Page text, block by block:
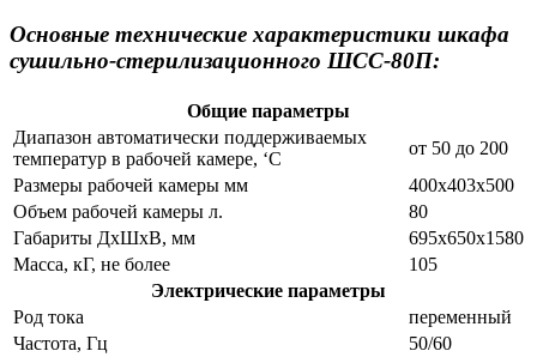
Основные технические характеристики шкафа
сушильно-стерилизационного ШСС-80П:
Общие параметры
Диапазон автоматически поддерживаемых
температур в рабочей камере, ‘С
от 50 до 200
Размеры рабочей камеры мм
400х403х500
Объем рабочей камеры л.
80
Габариты ДхШхВ, мм
695х650х1580
Масса, кГ, не более
105
Электрические параметры
Род тока
переменный
Частота, Гц
50/60